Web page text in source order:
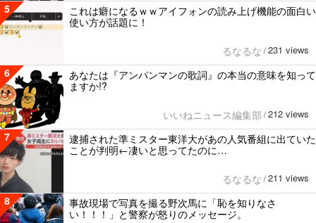
5
これは癖になるｗｗアイフォンの読み上げ機能の面白い
使い方が話題に！
るなるな / 231 views
6
あなたは『アンパンマンの歌詞』の本当の意味を知って
ますか!?
いいねニュース編集部 / 212 views
7
逮捕された準ミスター東洋大があの人気番組に出ていた
ことが判明←凄いと思ってたのに…
るなるな / 211 views
8
事故現場で写真を撮る野次馬に「恥を知りなさ
い！！！」と警察が怒りのメッセージ。